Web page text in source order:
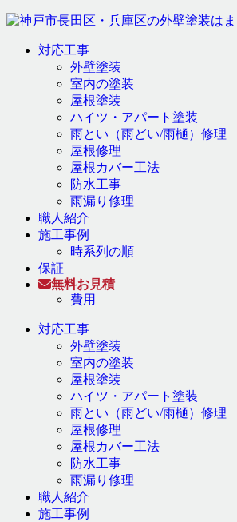
対応工事
外壁塗装
室内の塗装
屋根塗装
ハイツ・アパート塗装
雨とい（雨どい/雨樋）修理
屋根修理
屋根カバー工法
防水工事
雨漏り修理
職人紹介
施工事例
時系列の順
保証
無料お見積
費用
対応工事
外壁塗装
室内の塗装
屋根塗装
ハイツ・アパート塗装
雨とい（雨どい/雨樋）修理
屋根修理
屋根カバー工法
防水工事
雨漏り修理
職人紹介
施工事例